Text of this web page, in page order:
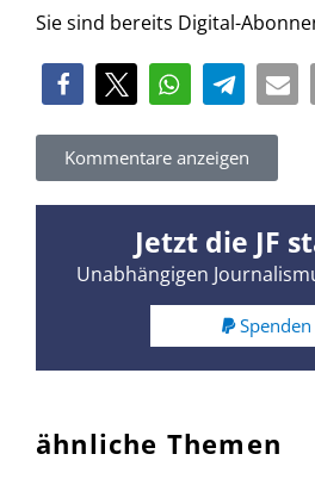
Sie sind bereits Digital-
Kommentare anzeigen
Jetzt die JF
Unabhängigen
Spenden
ähnliche Themen